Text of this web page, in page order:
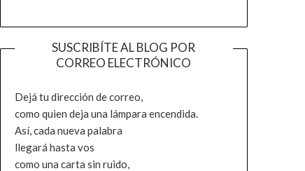
SUSCRIBÍTE AL BLOG POR
CORREO ELECTRÓNICO
Dejá tu dirección de correo,
como quien deja una lámpara encendida.
Así, cada nueva palabra
llegará hasta vos
como una carta sin ruido,